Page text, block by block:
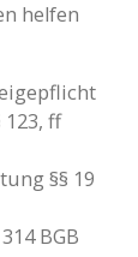
helfen
123, ff
§§ 19
BGB